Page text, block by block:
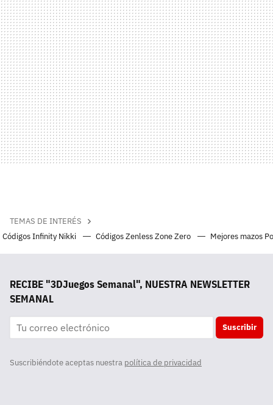
TEMAS DE INTERÉS
Códigos Infinity Nikki
Códigos Zenless Zone Zero Mejores mazos
RECIBE "3DJuegos Semanal", NUESTRA NEWSLETTER
SEMANAL
Suscribir
Suscribiéndote aceptas nuestra política de privacidad